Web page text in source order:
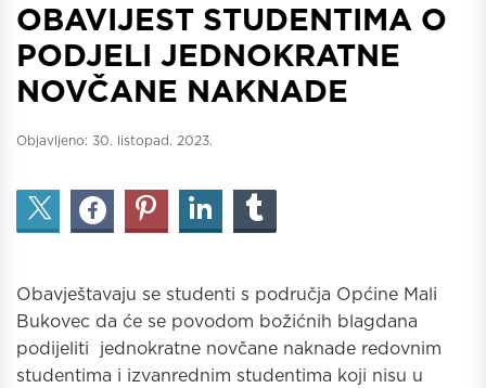
OBAVIJEST STUDENTIMA O
PODJELI JEDNOKRATNE
NOVČANE NAKNADE
Objavljeno: 30. listopad. 2023.
Obavještavaju se studenti s područja Općine Mali
Bukovec da će se povodom božićnih blagdana
podijeliti jednokratne novčane naknade redovnim
studentima i izvanrednim studentima koji nisu u